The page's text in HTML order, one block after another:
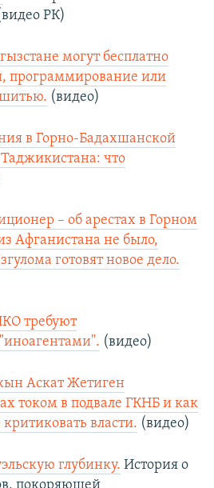
РК)
могут бесплатно
программирование или
(видео)
в Горно-Бадахшанской
что
– об арестах в Горном
Афганистана не было,
готовят новое дело.
требуют
(видео)
Аскат Жетиген
током в подвале ГКНБ и как
власти. (видео)
глубинку. История о